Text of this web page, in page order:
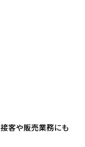
接客や販売業務にも